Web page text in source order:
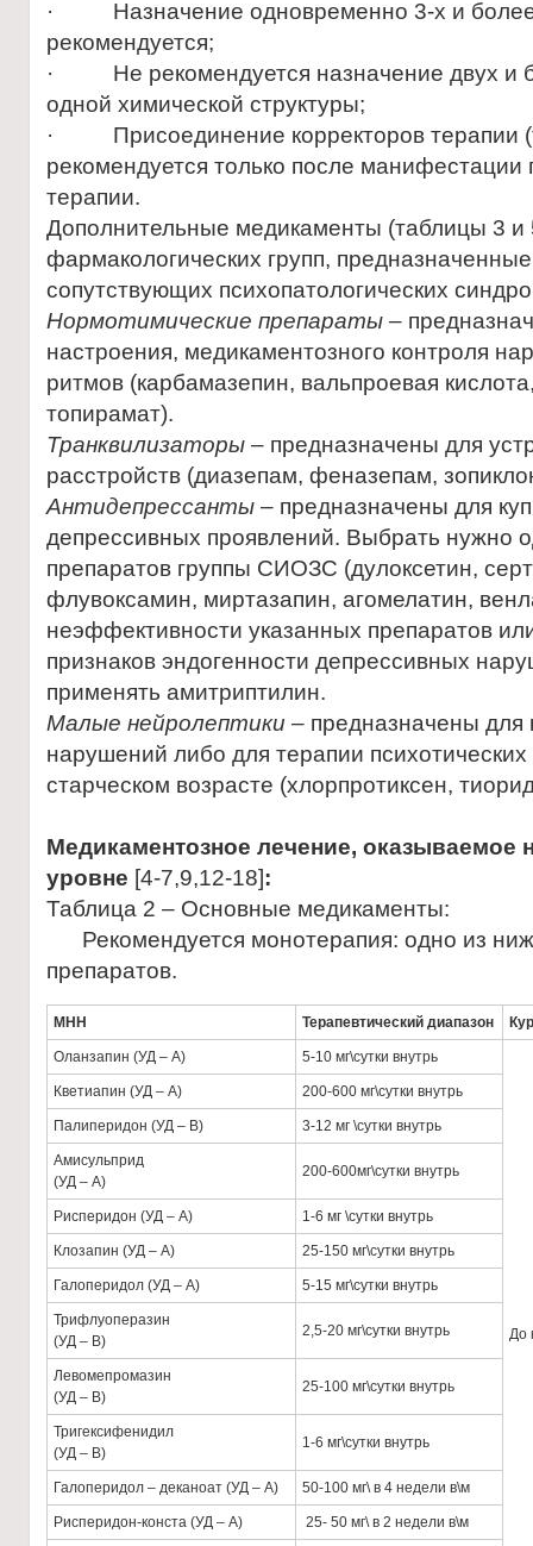
· Назначение одновременно 3-х и более
рекомендуется;
· Не рекомендуется назначение двух и
одной химической структуры;
· Присоединение корректоров терапии
рекомендуется только после
терапии.
Дополнительные медикаменты (таблицы 3 и
фармакологических групп,
сопутствующих психопатологических
Нормотимические препараты –
настроения, медикаментозного контроля
ритмов (карбамазепин, вальпроевая
топирамат).
Транквилизаторы – предназначены для
расстройств (диазепам, феназепам,
Антидепрессанты – предназначены для
депрессивных проявлений. Выбрать нужно
препаратов группы СИОЗС (дулоксетин,
флувоксамин, миртазапин, агомелатин,
неэффективности указанных препаратов
признаков эндогенности депрессивных
применять амитриптилин.
Малые нейролептики – предназначены для
нарушений либо для терапии
старческом возрасте (хлорпротиксен,
Медикаментозное лечение, оказываемое
уровне [4-7,9,12-18]:
Таблица 2 – Основные медикаменты:
Рекомендуется монотерапия: одно из
препаратов.
МНН Терапевтический диапазон
Оланзапин (УД – А) 5-10 мг\сутки внутрь
До
Кветиапин (УД – А) 200-600 мг\сутки внутрь
Палиперидон (УД – В) 3-12 мг \сутки внутрь
Амисульприд
(УД – А)
200-600мг\сутки внутрь
Рисперидон (УД – А) 1-6 мг \сутки внутрь
Клозапин (УД – А) 25-150 мг\сутки внутрь
Галоперидол (УД – А) 5-15 мг\сутки внутрь
Трифлуоперазин
(УД – В)
2,5-20 мг\сутки внутрь
Левомепромазин
(УД – В)
25-100 мг\сутки внутрь
Тригексифенидил
(УД – В)
1-6 мг\сутки внутрь
Галоперидол – деканоат (УД – А) 50-100 мг\ в 4 недели в\м
Рисперидон-конста (УД – А) 25- 50 мг\ в 2 недели в\м